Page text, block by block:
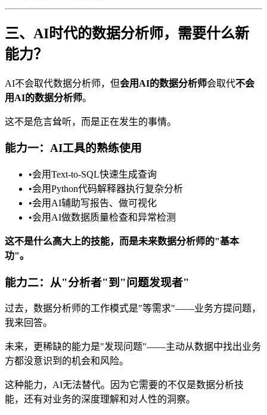
三、AI时代的数据分析师，需要什么新
能力？
AI不会取代数据分析师，但会用AI的数据分析师会取代不会
用AI的数据分析师。
这不是危言耸听，而是正在发生的事情。
能力一：AI工具的熟练使用
•会用Text-to-SQL快速生成查询
•会用Python代码解释器执行复杂分析
•会用AI辅助写报告、做可视化
•会用AI做数据质量检查和异常检测
这不是什么高大上的技能，而是未来数据分析师的"基本
功"。
能力二：从"分析者"到"问题发现者"
过去，数据分析师的工作模式是"等需求"——业务方提问题，
我来回答。
未来，更稀缺的能力是"发现问题"——主动从数据中找出业务
方都没意识到的机会和风险。
这种能力，AI无法替代。因为它需要的不仅是数据分析技
能，还有对业务的深度理解和对人性的洞察。